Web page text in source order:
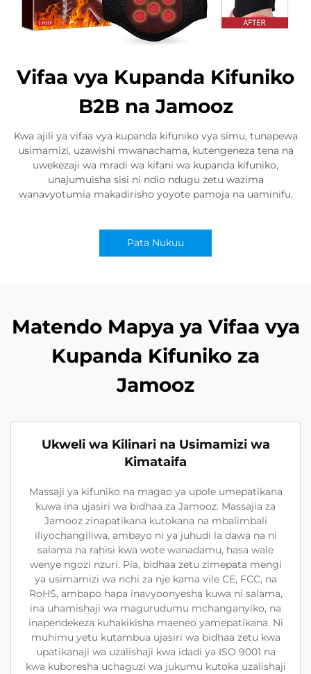
Vifaa vya Kupanda Kifuniko
B2B na Jamooz
Kwa ajili ya vifaa vya kupanda kifuniko vya simu, tunapewa
usimamizi, uzawishi mwanachama, kutengeneza tena na
uwekezaji wa mradi wa kifani wa kupanda kifuniko,
unajumuisha sisi ni ndio ndugu zetu wazima
wanavyotumia makadirisho yoyote pamoja na uaminifu.
Pata Nukuu
Matendo Mapya ya Vifaa vya
Kupanda Kifuniko za
Jamooz
Ukweli wa Kilinari na Usimamizi wa
Kimataifa
Massaji ya kifuniko na magao ya upole umepatikana
kuwa ina ujasiri wa bidhaa za Jamooz. Massajia za
Jamooz zinapatikana kutokana na mbalimbali
iliyochangiliwa, ambayo ni ya juhudi la dawa na ni
salama na rahisi kwa wote wanadamu, hasa wale
wenye ngozi nzuri. Pia, bidhaa zetu zimepata mengi
ya usimamizi wa nchi za nje kama vile CE, FCC, na
RoHS, ambapo hapa inavyoonyesha kuwa ni salama,
ina uhamishaji wa magurudumu mchanganyiko, na
inapendekeza kuhakikisha maeneo yamepatikana. Ni
muhimu yetu kutambua ujasiri wa bidhaa zetu kwa
upatikanaji wa uzalishaji kwa idadi ya ISO 9001 na
kwa kuboresha uchaguzi wa jukumu kutoka uzalishaji